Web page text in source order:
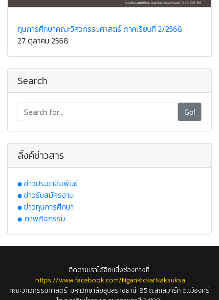
ทุนการศึกษาคณะวิศวกรรมศาสตร์ ภาคเรียนที่ 2/2568
27 ตุลาคม 2568
Search
Go!
ลิ้งค์ข่าวสาร
ข่าวประชาสัมพันธ์
ข่าวรับสมัครงาน
ข่าวทุนการศึกษา
ภาพกิจกรรม
ติดตามเราได้อีกหนึ่งช่องทางที่
https://www.facebook.com/NganKickarNaksuksa
คณะวิศวกรรมศาสตร์ มหาวิทยาลัยอุบลราชธานี 85 ถ.สถลมาร์ค ต.เมืองศรี